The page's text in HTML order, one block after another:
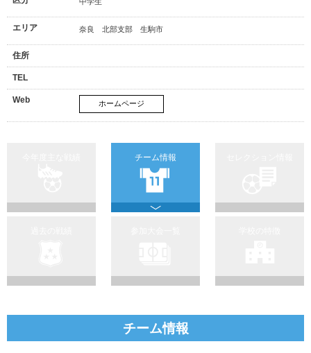
エリア 奈良 北部支部 生駒市
住所
TEL
Web ホームページ
チーム情報
チーム情報